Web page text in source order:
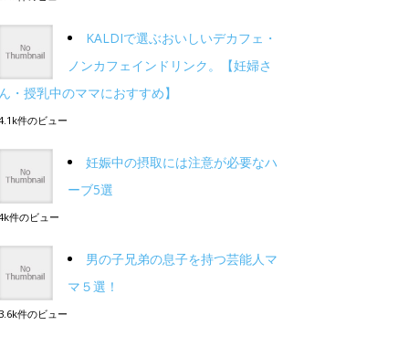
KALDIで選ぶおいしいデカフェ・
ノンカフェインドリンク。【妊婦さ
ん・授乳中のママにおすすめ】
件のビュー
妊娠中の摂取には注意が必要なハ
ーブ5選
件のビュー
男の子兄弟の息子を持つ芸能人マ
マ５選！
3.6k件のビュー